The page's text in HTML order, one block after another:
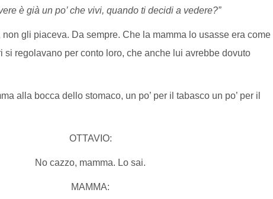
è già un po’ che vivi, quando ti decidi a vedere?”
gli piaceva. Da sempre. Che la mamma lo usasse era come
si regolavano per conto loro, che anche lui avrebbe dovuto
alla bocca dello stomaco, un po’ per il tabasco un po’ per il
OTTAVIO:
No cazzo, mamma. Lo sai.
MAMMA: